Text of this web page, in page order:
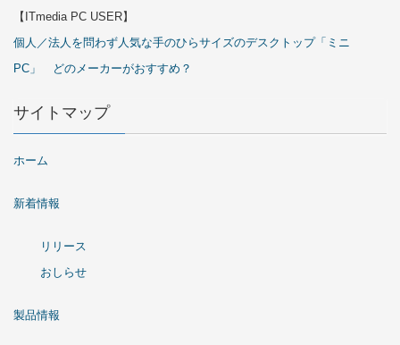
【ITmedia PC USER】
個人／法人を問わず人気な手のひらサイズのデスクトップ「ミニ
PC」 どのメーカーがおすすめ？
サイトマップ
ホーム
新着情報
リリース
おしらせ
製品情報